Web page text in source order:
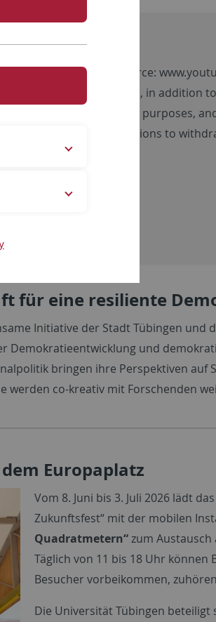
display this content (source:
that by playing the video, in addition
targeting and advertising purposes,
information and options to
für eine resiliente
Initiative der Stadt Tübingen und
und
bringen ihre Perspektiven auf
werden co-kreativ mit Forschenden
Europaplatz
Vom 8. Juni bis 3. Juli 2026 lädt
Zukunftsfest“ mit der mobilen
Quadratmetern“zum
Täglich von 11 bis 18 Uhr können
Besucher vorbeikommen,
Die Universität Tübingen beteiligt